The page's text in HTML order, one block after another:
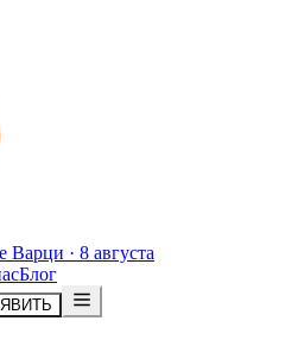
Варци · 8 августа
Блог